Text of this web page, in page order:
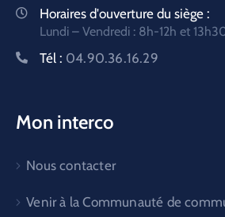
Horaires d'ouverture du siège :
Lundi – Vendredi : 8h-12h et
Tél : 04.90.36.16.29
Mon interco
Nous contacter
Venir à la Communauté de